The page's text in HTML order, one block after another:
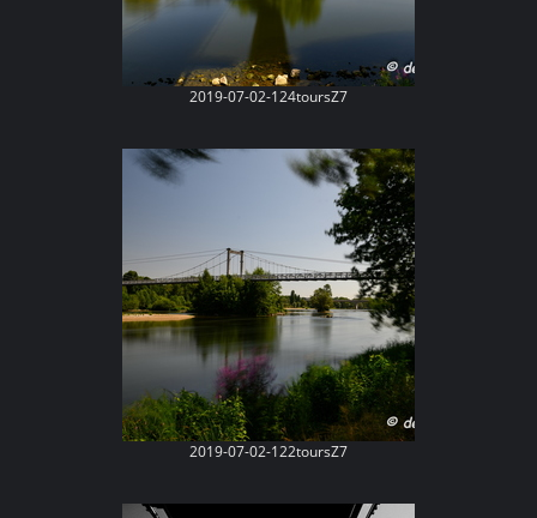
2019-07-02-124toursZ7
2019-07-02-122toursZ7